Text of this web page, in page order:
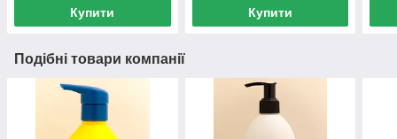
Купити Купити
Подібні товари компанії